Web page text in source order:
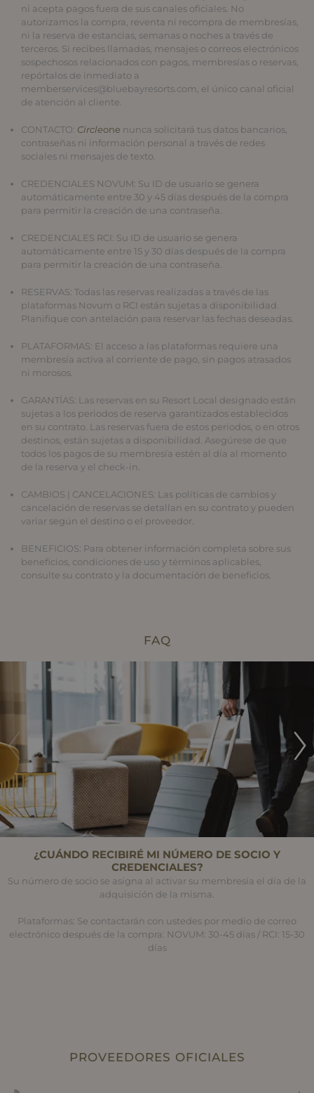
ni acepta pagos fuera de sus canales oficiales. No
autorizamos la compra, reventa ni recompra de membresías,
ni la reserva de estancias, semanas o noches a través de
terceros. Si recibes llamadas, mensajes o correos electrónicos
sospechosos relacionados con pagos, membresías o reservas,
repórtalos de inmediato a
memberservices@bluebayresorts.com , el único canal oficial
de atención al cliente.
CONTACTO: Circleone nunca solicitará tus datos bancarios,
contraseñas ni información personal a través de redes
sociales ni mensajes de texto.
CREDENCIALES NOVUM: Su ID de usuario se genera
automáticamente entre 30 y 45 días después de la compra
para permitir la creación de una contraseña.
CREDENCIALES RCI : Su ID de usuario se genera
automáticamente entre 15 y 30 días después de la compra
para permitir la creación de una contraseña.
RESERVAS: Todas las reservas realizadas a través de las
plataformas Novum o RCI están sujetas a disponibilidad.
Planifique con antelación para reservar las fechas deseadas.
PLATAFORMAS: El acceso a las plataformas requiere una
membresía activa al corriente de pago, sin pagos atrasados
ni morosos.
GARANTÍAS: Las reservas en su Resort Local designado están
sujetas a los periodos de reserva garantizados establecidos
en su contrato. Las reservas fuera de estos periodos, o en otros
destinos, están sujetas a disponibilidad. Asegúrese de que
todos los pagos de su membresía estén al día al momento
de la reserva y el check-in.
CAMBIOS | CANCELACIONES: Las políticas de cambios y
cancelación de reservas se detallan en su contrato y pueden
variar según el destino o el proveedor.
BENEFICIOS: Para obtener información completa sobre sus
beneficios, condiciones de uso y términos aplicables,
consulte su contrato y la documentación de beneficios.
FAQ
¿CUÁNDO RECIBIRÉ MI NÚMERO DE SOCIO Y
CREDENCIALES?
Su número de socio se asigna al activar su membresía el día de la
adquisición de la misma.
Plataformas: Se contactarán con ustedes por medio de correo
electrónico después de la compra: NOVUM: 30-45 días / RCI: 15-30
días
PROVEEDORES OFICIALES